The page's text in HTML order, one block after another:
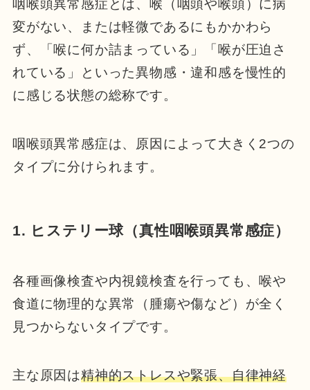
咽喉頭異常感症とは、喉（咽頭や喉頭）に病
変がない、または軽微であるにもかかわら
ず、「喉に何か詰まっている」「喉が圧迫さ
れている」といった異物感・違和感を慢性的
に感じる状態の総称です。
咽喉頭異常感症は、原因によって大きく2つの
タイプに分けられます。
1. ヒステリー球（真性咽喉頭異常感症）
各種画像検査や内視鏡検査を行っても、喉や
食道に物理的な異常（腫瘍や傷など）が全く
見つからないタイプです。
主な原因は精神的ストレスや緊張、自律神経